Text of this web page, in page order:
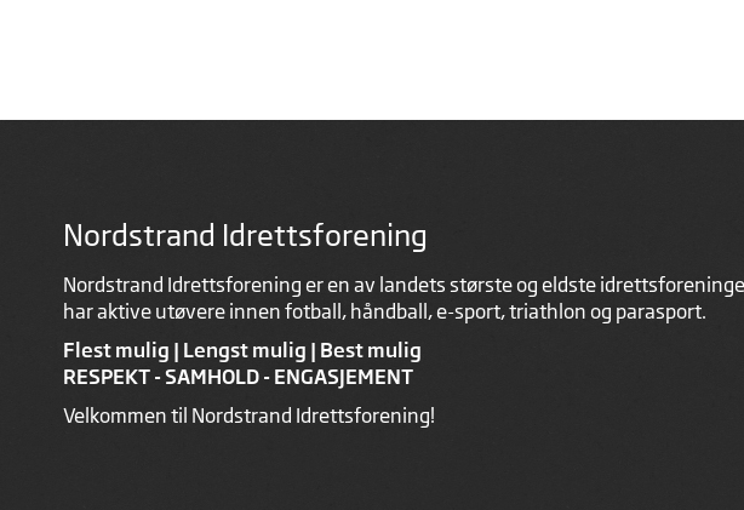
Nordstrand Idrettsforening
Nordstrand Idrettsforening er en av landets største og eldste
har aktive utøvere innen fotball, håndball, e-sport, triathlon og parasport.
Flest mulig | Lengst mulig | Best mulig
RESPEKT - SAMHOLD - ENGASJEMENT
Velkommen til Nordstrand Idrettsforening!